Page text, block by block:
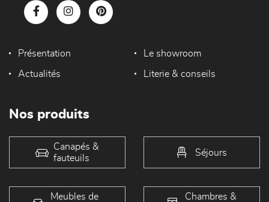
Présentation Le showroom
Actualités Literie & conseils
Nos produits
Canapés &
fauteuils
Séjours
Meubles de
Chambres &